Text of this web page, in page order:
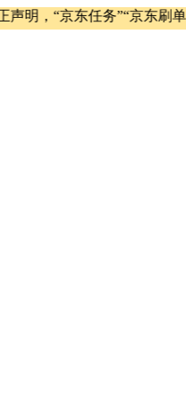
“京东任务”“京东